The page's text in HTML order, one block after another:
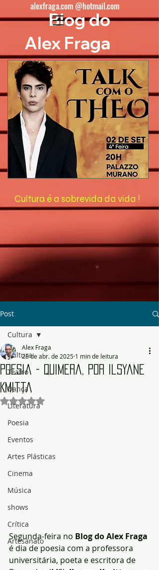
Cultura é a sobrevida da vida !
Blog do
Alex Fraga
alexfraga.com @hotmail.com
Post
Cultura
Teatro
Dança
Literatura
Poesia
Eventos
Artes Plásticas
Cinema
Música
shows
Crítica
Artesanato
Cultura
Poesia - Quimera, por Ilsyane
Kmitta
Alex Fraga
28 de abr. de 2025 1 min de leitura
Avaliado com NaN de 5 estrelas.
Segunda-feira no Blog do Alex Fraga
é dia de poesia com a professora
universitária, poeta e escritora de